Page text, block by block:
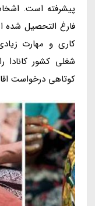
پیشرفته است.
فارغ التحصیل شده
کاری و مهارت
شغلی کشور
کوتاهی درخواست